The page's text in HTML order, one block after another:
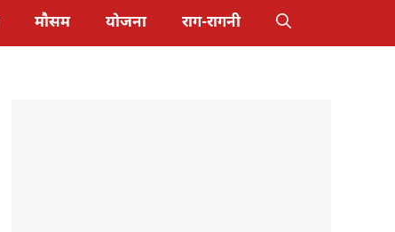
मौसम योजना राग-रागनी